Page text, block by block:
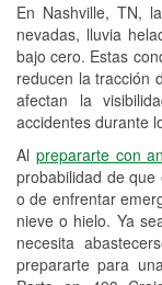
En Nashville, TN,
nevadas, lluvia
bajo cero. Estas
reducen la tracción
afectan la
accidentes durante
Al prepararte con
probabilidad de
o de enfrentar
nieve o hielo. Ya
necesita
prepararte para